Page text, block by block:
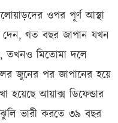
ওপর পূর্ণ আস্থা
দেন, গত বছর জাপান যখন
তখনও মিতোমা দলে
জুনের পর জাপানের হয়ে
হয়েছে আয়াক্স ডিফেন্ডার
ভারী করতে ৩৯ বছর